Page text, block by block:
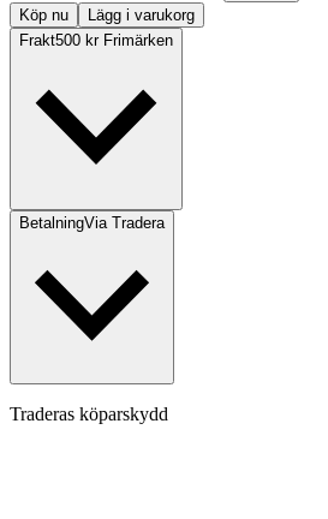
Köp nu
Lägg i varukorg
Frakt500 kr Frimärken
BetalningVia Tradera
Traderas köparskydd